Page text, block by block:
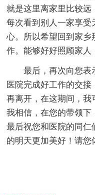
就是这里离家里比较远
每次看到别人一家享
心。所以希望回到家乡
作。能够好好照顾家人
最后，再次向您表
医院完成好工作的交
再离开，在这期间，我
我相信，在您的带领下
最后祝您和医院的同
的明天更加美好！请您